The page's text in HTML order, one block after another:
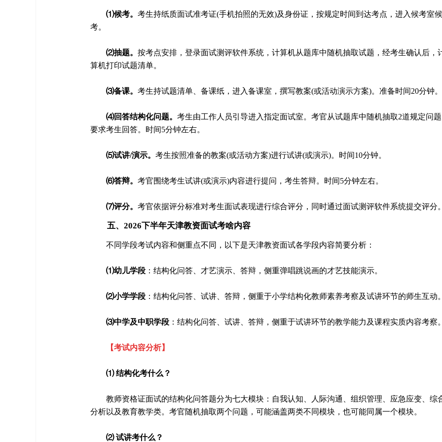
⑴候考。 考生持纸质面试准考证(手机拍照的无效)及身份证，按规定时间到达考点，进入候考室候
考。
⑵抽题。 按考点安排，登录面试测评软件系统，计算机从题库中随机抽取试题，经考生确认后，
算机打印试题清单。
⑶备课。 考生持试题清单、备课纸，进入备课室，撰写教案(或活动演示方案)。准备时间20分钟。
⑷回答结构化问题。 考生由工作人员引导进入指定面试室。考官从试题库中随机抽取2道规定问题
要求考生回答。时间5分钟左右。
⑸试讲/演示。 考生按照准备的教案(或活动方案)进行试讲(或演示)。时间10分钟。
⑹答辩。 考官围绕考生试讲(或演示)内容进行提问，考生答辩。时间5分钟左右。
⑺评分。 考官依据评分标准对考生面试表现进行综合评分，同时通过面试测评软件系统提交评分。
五、2026下半年天津教资面试考啥内容
不同学段考试内容和侧重点不同，以下是天津教资面试各学段内容简要分析：
⑴幼儿学段 ：结构化问答、才艺演示、答辩，侧重弹唱跳说画的才艺技能演示。
⑵小学学段 ：结构化问答、试讲、答辩，侧重于小学结构化教师素养考察及试讲环节的师生互动。
⑶中学及中职学段 ：结构化问答、试讲、答辩，侧重于试讲环节的教学能力及课程实质内容考察。
【考试内容分析】
⑴ 结构化考什么？
教师资格证面试的结构化问答题分为七大模块：自我认知、人际沟通、组织管理、应急应变、综
分析以及教育教学类。考官随机抽取两个问题，可能涵盖两类不同模块，也可能同属一个模块。
⑵ 试讲考什么？